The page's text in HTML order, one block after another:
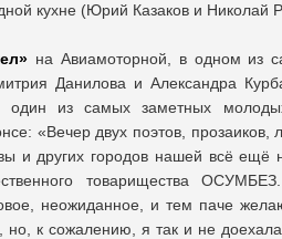
кухне (Юрий Казаков и Николай
на Авиамоторной, в одном из
Данилова и Александра
один из самых заметных
«Вечер двух поэтов,
и других городов нашей всё ещё
товарищества
неожиданное, и тем паче
к сожалению, я так и не